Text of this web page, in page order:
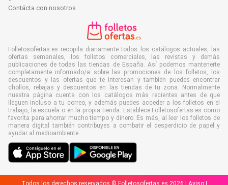
Contácta con nosotros
Folletosofertas.es recopila diariamente todos los catálogos actuales, las
ofertas semanales, los folletos comerciales, las revistas y demás
publicaciones de todas las tiendas de España. Así podemos mantenerte
completamente informado/a sobre las promociones de los folletos, los
descuentos y las ofertas que te interesan y también puedes encontrar
chollos, rebajas y descuentos en las tiendas de tu zona. Normalmente
nuestra página cuenta con los catálogos más recientes antes de que
lleguen incluso a tu correo, y además puedes acceder a los folletos en el
trabajo, la escuela o en la propia tienda. Establece Folletosofertas.es como
favorita para ahorrar mucho tiempo y dinero. Es más, al leer los folletos de
manera digital también contribuyes a combatir el desperdicio de papel y
ayudar al medioambiente.
Todos los derechos reservados © Folletosofertas.es 2026 | Aviso|